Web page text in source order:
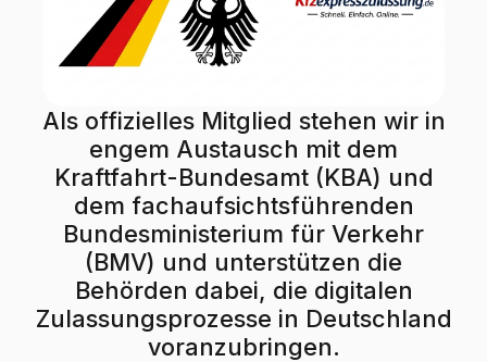
Als offizielles Mitglied stehen wir in
engem Austausch mit dem
Kraftfahrt-Bundesamt (KBA) und
dem fachaufsichtsführenden
Bundesministerium für Verkehr
(BMV) und unterstützen die
Behörden dabei, die digitalen
Zulassungsprozesse in Deutschland
voranzubringen.